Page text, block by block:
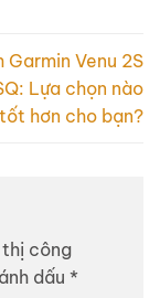
Garmin Venu 2S
Lựa chọn nào
tốt hơn cho bạn?
thị công
dấu *